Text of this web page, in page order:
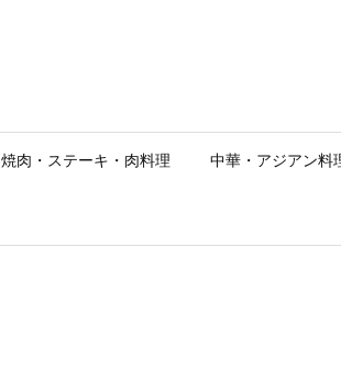
焼肉・ステーキ・肉料理 中華・アジアン料